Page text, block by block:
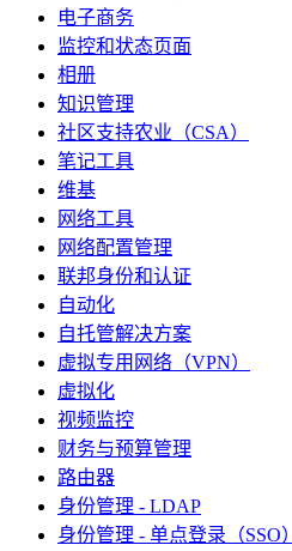
电子商务
监控和状态页面
相册
知识管理
社区支持农业（CSA）
笔记工具
维基
网络工具
网络配置管理
联邦身份和认证
自动化
自托管解决方案
虚拟专用网络（VPN）
虚拟化
视频监控
财务与预算管理
路由器
身份管理 - LDAP
身份管理 - 单点登录（SSO）